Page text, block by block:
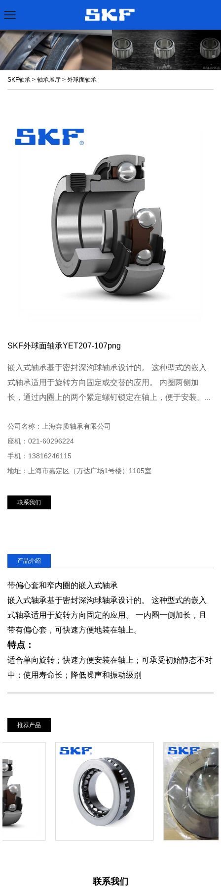
SKF轴承 > 轴承展厅 > 外球面轴承
SKF外球面轴承YET207-107png
嵌入式轴承基于密封深沟球轴承设计的。 这种型式的嵌入
式轴承适用于旋转方向固定或交替的应用。 内圈两侧加
长，通过内圈上的两个紧定螺钉锁定在轴上，便于安装。...
公司名称：上海奔质轴承有限公司
座机：021-60296224
手机：13816246115
地址：上海市嘉定区（万达广场1号楼）1105室
联系我们
产品介绍
带偏心套和窄内圈的嵌入式轴承
嵌入式轴承基于密封深沟球轴承设计的。 这种型式的嵌入
式轴承适用于旋转方向固定的应用。 一内圈一侧加长，且
带有偏心套，可快速方便地装在轴上。
特点：
适合单向旋转；快速方便安装在轴上；可承受初始静态不对
中；使用寿命长；降低噪声和振动级别
推荐产品
联系我们